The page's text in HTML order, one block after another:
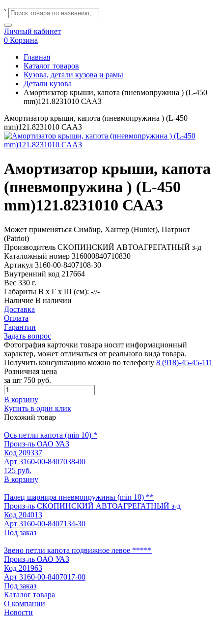
`
Личный кабинет
0 Корзина
Главная
Каталог товаров
Кузова, детали кузова и рамы
Детали кузова
Амортизатор крыши, капота (пневмопружина ) (L-450
mm)121.8231010 СААЗ
Амортизатор крыши, капота (пневмопружина ) (L-450
mm)121.8231010 СААЗ
Амортизатор крыши, капота
(пневмопружина ) (L-450
mm)121.8231010 СААЗ
Может применяться Симбир, Хантер (Hunter), Патриот
(Patriot)
Производитель СКОПИНСКИЙ АВТОАГРЕГАТНЫЙ з-д
Каталожный номер 316000840710830
Артикул 3160-00-8407108-30
Внутренний код 217664
Вес 330 г.
Габариты В х Г х Ш (см): -//-
Наличие В наличии
Доставка
Оплата
Гарантии
Задать вопрос
Фотография карточки товара носит информационный
характер, может отличаться от реального вида товара.
Получить консультацию можно по телефону 8 (918)-45-45-111
Розничная цена
за шт 750 руб.
В корзину
Купить в один клик
Похожий товар
Ось петли капота (min 10) *
Произ-ль ОАО УАЗ
Код 209337
Арт 3160-00-8407038-00
125 руб.
В корзину
Палец шарнира пневмопружины (min 10) **
Произ-ль СКОПИНСКИЙ АВТОАГРЕГАТНЫЙ з-д
Код 204013
Арт 3160-00-8407134-30
Под заказ
Звено петли капота подвижное левое *****
Произ-ль ОАО УАЗ
Код 201963
Арт 3160-00-8407017-00
Под заказ
Каталог товара
О компании
Новости